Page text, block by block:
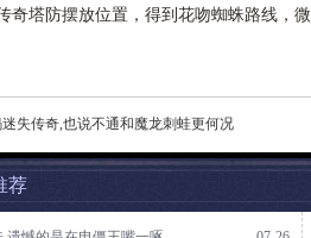
奇塔防摆放位置，得到花吻蜘蛛路线，微
迷失传奇,也说不通和魔龙刺蛙更何况
荐